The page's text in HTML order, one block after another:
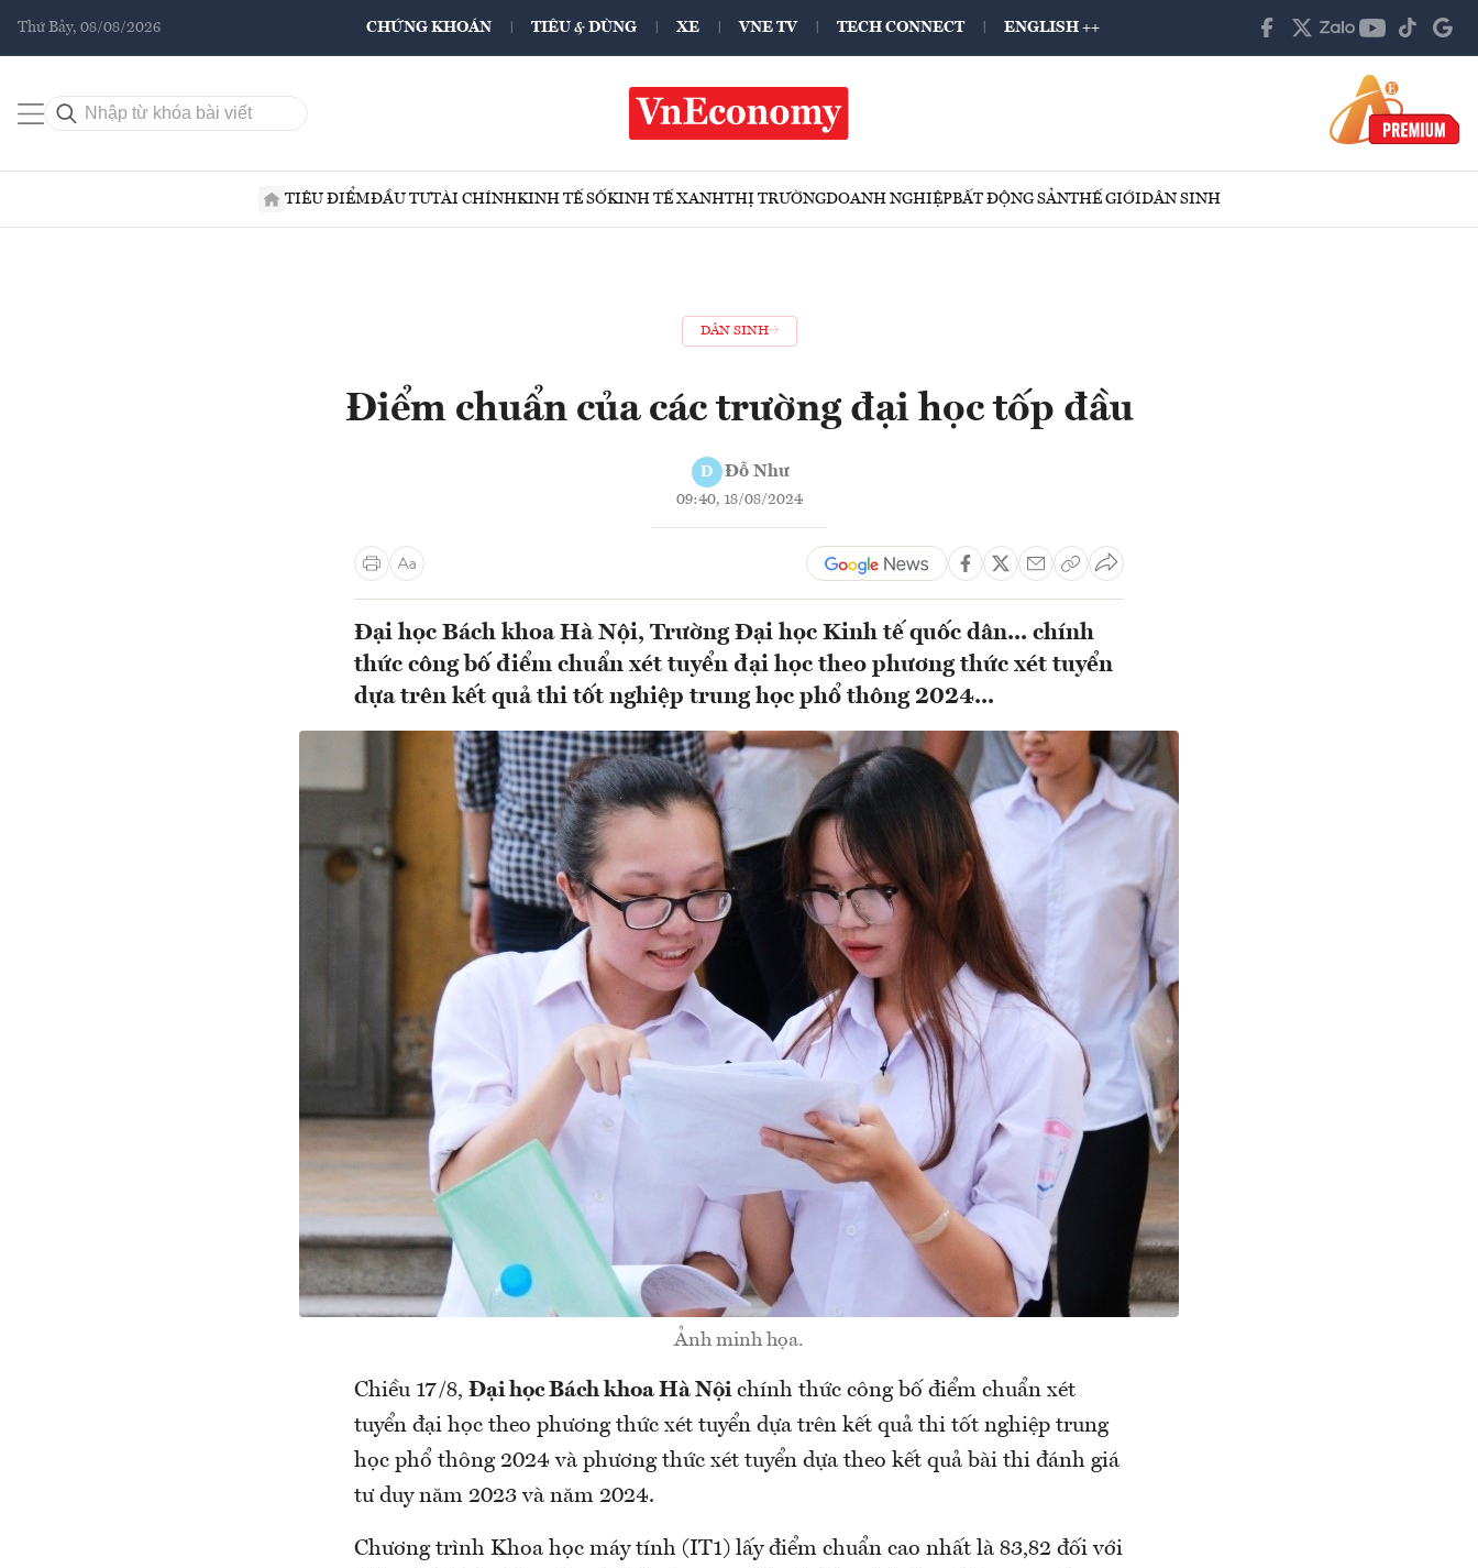
Thứ Bảy, 08/08/2026 CHỨNG KHOÁN TIÊU & DÙNG XE VNE TV TECH CONNECT ENGLISH ++
TIÊU ĐIỂMĐẦU TƯTÀI CHÍNHKINH TẾ SỐKINH TẾ XANHTHỊ TRƯỜNGDOANH NGHIỆPBẤT ĐỘNG SẢNTHẾ GIỚIDÂN SINH
DÂN SINH
Điểm chuẩn của các trường đại học tốp đầu
Đ Đỗ Như
09:40, 18/08/2024
Đại học Bách khoa Hà Nội, Trường Đại học Kinh tế quốc dân... chính
thức công bố điểm chuẩn xét tuyển đại học theo phương thức xét tuyển
dựa trên kết quả thi tốt nghiệp trung học phổ thông 2024...
Ảnh minh họa.
Chiều 17/8, Đại học Bách khoa Hà Nộichính thức công bố điểm chuẩn xét
tuyển đại học theo phương thức xét tuyển dựa trên kết quả thi tốt nghiệp trung
học phổ thông 2024 và phương thức xét tuyển dựa theo kết quả bài thi đánh giá
tư duy năm 2023 và năm 2024.
Chương trình Khoa học máy tính (IT1) lấy điểm chuẩn cao nhất là 83,82 đối với